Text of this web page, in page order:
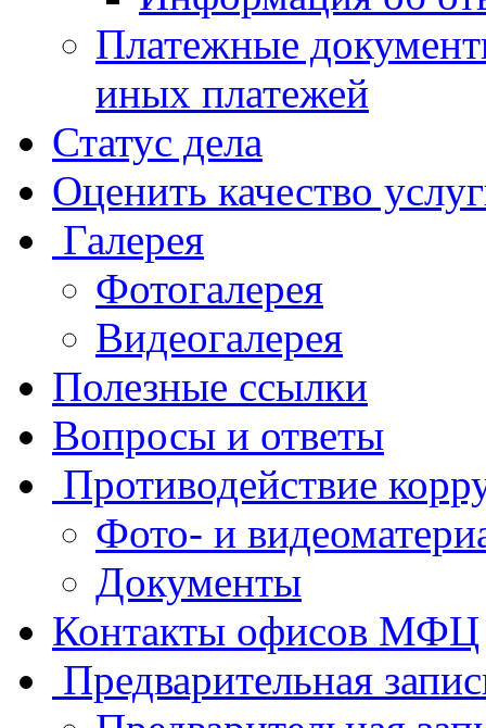
Платежные
иных платежей
Статус дела
Оценить качество
Галерея
Фотогалерея
Видеогалерея
Полезные ссылки
Вопросы и ответы
Противодействие
Фото- и
Документы
Контакты офисов МФЦ
Предварительная